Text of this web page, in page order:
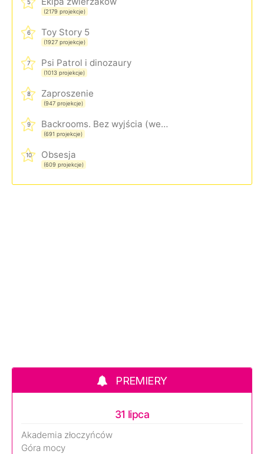
5
(2179 projekcje)
6 Toy Story 5
(1927 projekcje)
7 Psi Patrol i dinozaury
(1013 projekcje)
8 Zaproszenie
(947 projekcje)
9 Backrooms. Bez wyjścia (wersja rozszerzona)
(691 projekcje)
10 Obsesja
(609 projekcje)
PREMIERY
31 lipca
Akademia złoczyńców
Góra mocy